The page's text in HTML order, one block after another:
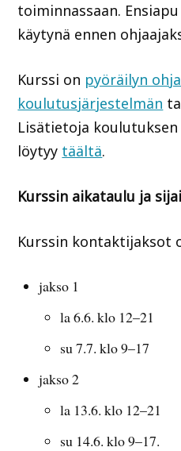
toiminnassaan.
käytynä ennen
Kurssi on pyöräilyn
koulutusjärjestelmän
Lisätietoja
löytyy täältä.
Kurssin aikataulu ja
Kurssin kontaktijaksot
jakso 1
la 6.6. klo 12–21
su 7.7. klo 9–17
jakso 2
la 13.6. klo 12–21
su 14.6. klo 9–17.